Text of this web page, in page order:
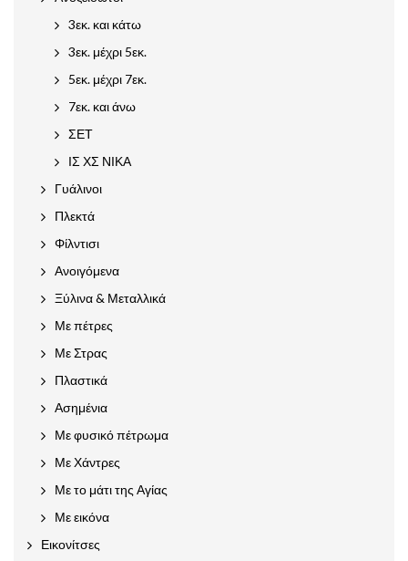
3εκ. και κάτω
3εκ. μέχρι 5εκ.
5εκ. μέχρι 7εκ.
7εκ. και άνω
ΣΕΤ
ΙΣ ΧΣ ΝΙΚΑ
Γυάλινοι
Πλεκτά
Φίλντισι
Ανοιγόμενα
Ξύλινα & Μεταλλικά
Με πέτρες
Με Στρας
Πλαστικά
Ασημένια
Με φυσικό πέτρωμα
Με Χάντρες
Με το μάτι της Αγίας
Με εικόνα
Εικονίτσες